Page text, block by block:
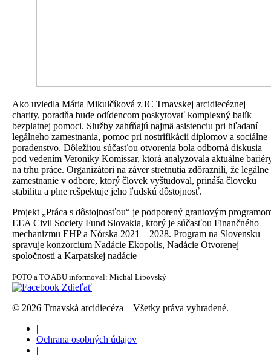
Ako uviedla Mária Mikulčíková z IC Trnavskej arcidiecéznej
charity, poradňa bude odídencom poskytovať komplexný balík
bezplatnej pomoci. Služby zahŕňajú najmä asistenciu pri hľadaní
legálneho zamestnania, pomoc pri nostrifikácii diplomov a sociálne
poradenstvo. Dôležitou súčasťou otvorenia bola odborná diskusia
pod vedením Veroniky Komissar, ktorá analyzovala aktuálne
na trhu práce. Organizátori na záver stretnutia zdôraznili, že legálne
zamestnanie v odbore, ktorý človek vyštudoval, prináša človeku
stabilitu a plne rešpektuje jeho ľudskú dôstojnosť.
Projekt „Práca s dôstojnosťou“ je podporený grantovým
EEA Civil Society Fund Slovakia, ktorý je súčasťou Finančného
mechanizmu EHP a Nórska 2021 – 2028. Program na Slovensku
spravuje konzorcium Nadácie Ekopolis, Nadácie Otvorenej
spoločnosti a Karpatskej nadácie
FOTO a TO ABU informoval: Michal Lipovský
Zdieľať
© 2026 Trnavská arcidiecéza – Všetky práva vyhradené.
|
Ochrana osobných údajov
|